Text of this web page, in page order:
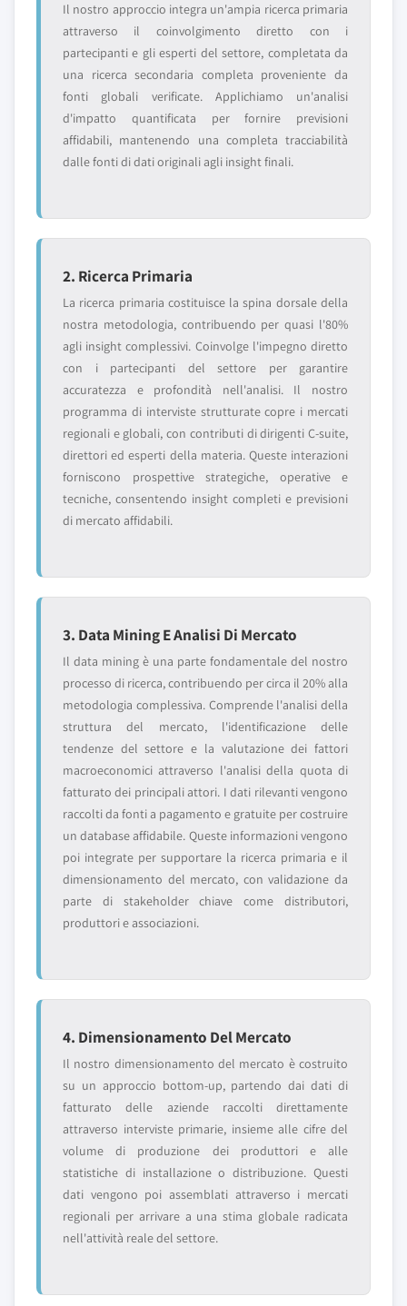
Il nostro approccio integra un'ampia ricerca primaria
attraverso il coinvolgimento diretto con i
partecipanti e gli esperti del settore, completata da
una ricerca secondaria completa proveniente da
fonti globali verificate. Applichiamo un'analisi
d'impatto quantificata per fornire previsioni
affidabili, mantenendo una completa tracciabilità
dalle fonti di dati originali agli insight finali.
2. Ricerca Primaria
La ricerca primaria costituisce la spina dorsale della
nostra metodologia, contribuendo per quasi l'80%
agli insight complessivi. Coinvolge l'impegno diretto
con i partecipanti del settore per garantire
accuratezza e profondità nell'analisi. Il nostro
programma di interviste strutturate copre i mercati
regionali e globali, con contributi di dirigenti C-suite,
direttori ed esperti della materia. Queste interazioni
forniscono prospettive strategiche, operative e
tecniche, consentendo insight completi e previsioni
di mercato affidabili.
3. Data Mining E Analisi Di Mercato
Il data mining è una parte fondamentale del nostro
processo di ricerca, contribuendo per circa il 20% alla
metodologia complessiva. Comprende l'analisi della
struttura del mercato, l'identificazione delle
tendenze del settore e la valutazione dei fattori
macroeconomici attraverso l'analisi della quota di
fatturato dei principali attori. I dati rilevanti vengono
raccolti da fonti a pagamento e gratuite per costruire
un database affidabile. Queste informazioni vengono
poi integrate per supportare la ricerca primaria e il
dimensionamento del mercato, con validazione da
parte di stakeholder chiave come distributori,
produttori e associazioni.
4. Dimensionamento Del Mercato
Il nostro dimensionamento del mercato è costruito
su un approccio bottom-up, partendo dai dati di
fatturato delle aziende raccolti direttamente
attraverso interviste primarie, insieme alle cifre del
volume di produzione dei produttori e alle
statistiche di installazione o distribuzione. Questi
dati vengono poi assemblati attraverso i mercati
regionali per arrivare a una stima globale radicata
nell'attività reale del settore.